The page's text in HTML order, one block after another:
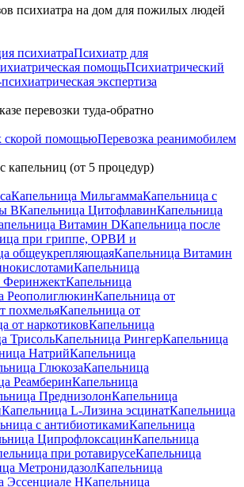
психиатра на дом для пожилых людей
психиатраПсихиатр для
помощьПсихиатрический
экспертиза
перевозки туда-обратно
скорой помощьюПеревозка реанимобилем
капельниц (от 5 процедур)
Капельница МильгаммаКапельница с
BКапельница ЦитофлавинКапельница
Витамин DКапельница после
при гриппе, ОРВИ и
общеукрепляющаяКапельница Витамин
Капельница
ФеринжектКапельница
РеополиглюкинКапельница от
похмельяКапельница от
от наркотиковКапельница
ТрисольКапельница РингерКапельница
НатрийКапельница
ГлюкозаКапельница
РеамберинКапельница
ПреднизолонКапельница
Капельница L-Лизина эсцинатКапельница
с антибиотикамиКапельница
ЦипрофлоксацинКапельница
при ротавирусеКапельница
МетронидазолКапельница
Эссенциале НКапельница